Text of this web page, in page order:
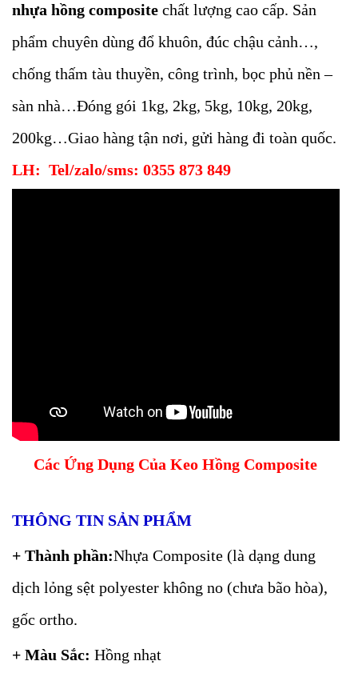
nhựa hồng composite chất lượng cao cấp. Sản
phẩm chuyên dùng đổ khuôn, đúc chậu cảnh…,
chống thấm tàu thuyền, công trình, bọc phủ nền –
sàn nhà…Đóng gói 1kg, 2kg, 5kg, 10kg, 20kg,
200kg…Giao hàng tận nơi, gửi hàng đi toàn quốc.
LH: Tel/zalo/sms: 0355 873 849
Các Ứng Dụng Của Keo Hồng Composite
THÔNG TIN SẢN PHẨM
+ Thành phần:Nhựa Composite (là dạng dung
dịch lỏng sệt polyester không no (chưa bão hòa),
gốc ortho.
+ Màu Sắc: Hồng nhạt